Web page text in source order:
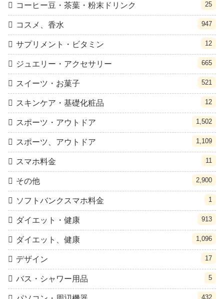
コーヒー豆・茶葉・粉末ドリンク 25
コスメ、香水 947
サプリメント・ビタミン 12
ジュエリー・アクセサリー 665
スイーツ・お菓子 521
スキンケア・基礎化粧品 12
スポーツ・アウトドア 1,502
スポーツ、アウトドア 1,109
スマホ料金 11
その他 2,900
ソフトバンクスマホ料金 1
ダイエット・健康 913
ダイエット、健康 1,096
デザイン 17
バス・シャワー用品 5
432